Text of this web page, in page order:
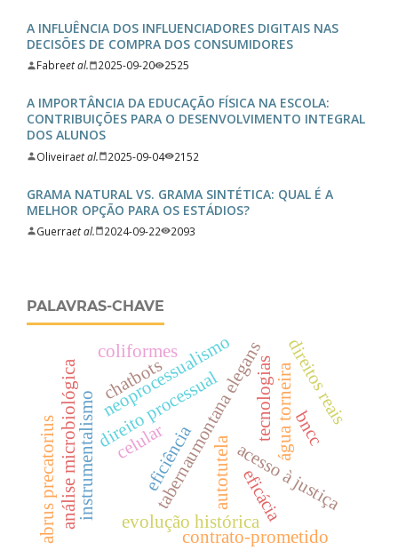
A INFLUÊNCIA DOS INFLUENCIADORES DIGITAIS NAS
DECISÕES DE COMPRA DOS CONSUMIDORES
Fabreet al. 2025-09-20 2525
A IMPORTÂNCIA DA EDUCAÇÃO FÍSICA NA ESCOLA:
CONTRIBUIÇÕES PARA O DESENVOLVIMENTO INTEGRAL
DOS ALUNOS
Oliveiraet al. 2025-09-04 2152
GRAMA NATURAL VS. GRAMA SINTÉTICA: QUAL É A
MELHOR OPÇÃO PARA OS ESTÁDIOS?
Guerraet al. 2024-09-22 2093
PALAVRAS-CHAVE
tecnologias
tabernaumontana elegans
direito processual
evolução histórica
autotutela
instrumentalismo
neoprocessualismo
acesso à justiça
análise microbiológica água torneira
coliformes
abrus precatorius contrato-prometido
bncc
celulareficiência
direitos reais
eficácia
chatbots